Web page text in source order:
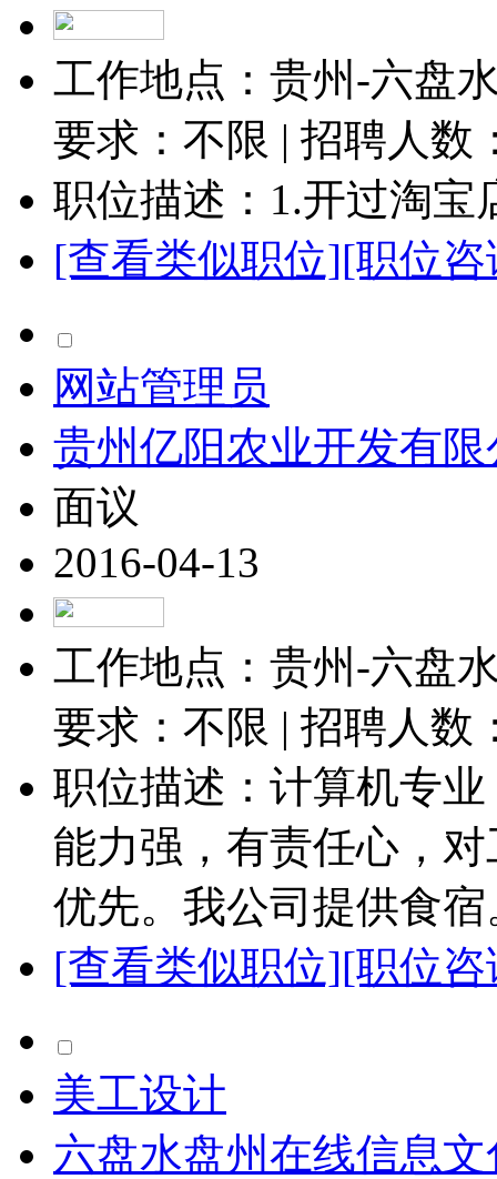
工作地点：贵州-六盘
要求：不限 | 招聘人数
职位描述：1.开过淘宝
[查看类似职位][职位
网站管理员
贵州亿阳农业开发有限
面议
2016-04-13
工作地点：贵州-六盘
要求：不限 | 招聘人数
职位描述：计算机专
能力强，有责任心，
优先。我公司提供食宿
[查看类似职位][职位
美工设计
六盘水盘州在线信息